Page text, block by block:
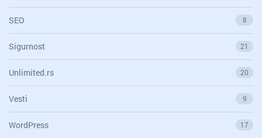
SEO 8
Sigurnost 21
Unlimited.rs 20
Vesti 9
WordPress 17